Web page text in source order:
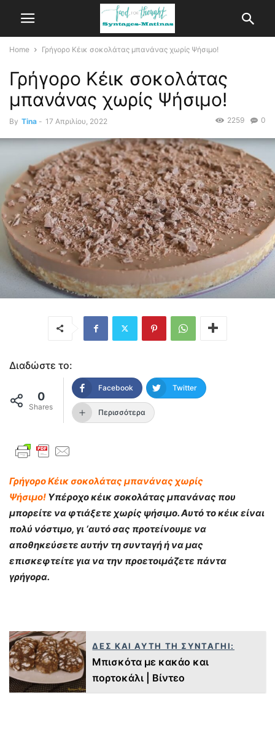
Home Γρήγορο Κέικ σοκολάτας μπανάνας χωρίς Ψήσιμο!
Γρήγορο Κέικ σοκολάτας
μπανάνας χωρίς Ψήσιμο!
By Tina - 17 Απριλίου, 2022 0
2259
Διαδώστε το:
0
Shares
Facebook Twitter
Περισσότερα
Γρήγορο Κέικ σοκολάτας μπανάνας χωρίς
Ψήσιμο! Υπέροχο κέικ σοκολάτας μπανάνας που
μπορείτε να φτιάξετε χωρίς ψήσιμο. Αυτό το κέικ είναι
πολύ νόστιμο, γι ‘αυτό σας προτείνουμε να
αποθηκεύσετε αυτήν τη συνταγή ή να μας
επισκεφτείτε για να την προετοιμάζετε πάντα
γρήγορα.
ΔΕΣ ΚΑΙ ΑΥΤΗ ΤΗ ΣΥΝΤΑΓΗΙ:
Μπισκότα με κακάο και
πορτοκάλι | Βίντεο